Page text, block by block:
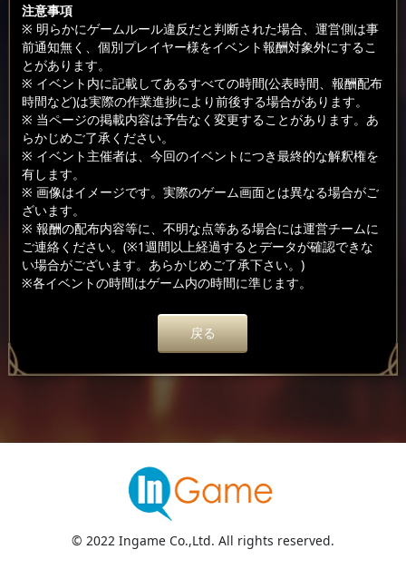
注意事項
※ 明らかにゲームルール違反だと判断された場合、運営側は事
前通知無く、個別プレイヤー様をイベント報酬対象外にするこ
とがあります。
※ イベント内に記載してあるすべての時間(公表時間、報酬配布
時間など)は実際の作業進捗により前後する場合があります。
※ 当ページの掲載内容は予告なく変更することがあります。あ
らかじめご了承ください。
※ イベント主催者は、今回のイベントにつき最終的な解釈権を
有します。
※ 画像はイメージです。実際のゲーム画面とは異なる場合がご
ざいます。
※ 報酬の配布内容等に、不明な点等ある場合には運営チームに
ご連絡ください。(※1週間以上経過するとデータが確認できな
い場合がございます。あらかじめご了承下さい。)
※各イベントの時間はゲーム内の時間に準じます。
戻る
© 2022 Ingame Co.,Ltd. All rights reserved.